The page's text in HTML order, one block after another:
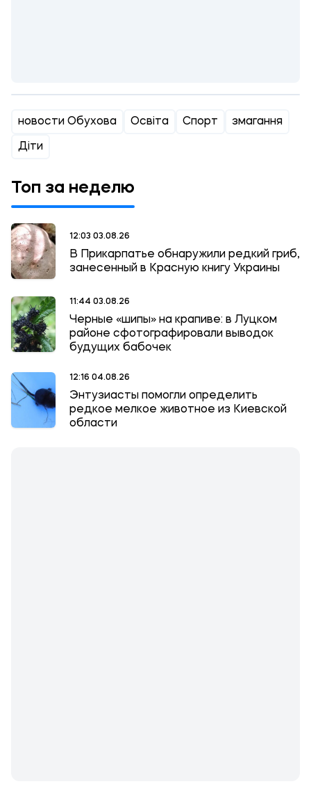
новости Обухова Освіта Спорт змагання
Діти
Топ за неделю
12:03 03.08.26
В Прикарпатье обнаружили редкий гриб,
занесенный в Красную книгу Украины
11:44 03.08.26
Черные «шипы» на крапиве: в Луцком
районе сфотографировали выводок
будущих бабочек
12:16 04.08.26
Энтузиасты помогли определить
редкое мелкое животное из Киевской
области